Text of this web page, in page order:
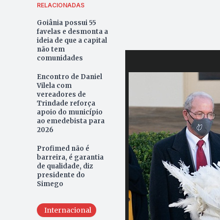
RELACIONADAS
Goiânia possui 55
favelas e desmonta a
ideia de que a capital
não tem
comunidades
Encontro de Daniel
Vilela com
vereadores de
Trindade reforça
apoio do município
ao emedebista para
2026
Profimed não é
barreira, é garantia
de qualidade, diz
presidente do
Simego
Internacional